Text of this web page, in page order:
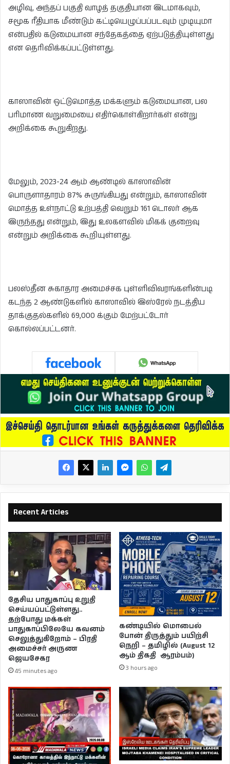
அழிவு, அந்தப் பகுதி வாழத் தகுதியான இடமாகவும்,
சமூக ரீதியாக மீண்டும் கட்டியெழுப்பப்படவும் முடியுமா
என்பதில் கடுமையான சந்தேகத்தை ஏற்படுத்தியுள்ளது
என தெரிவிக்கப்பட்டுள்ளது.
காஸாவின் ஒட்டுமொத்த மக்களும் கடுமையான, பல
பரிமாண வறுமையை எதிர்கொள்கிறார்கள் என்று
அறிக்கை கூறுகிறது.
மேலும், 2023-24 ஆம் ஆண்டில் காஸாவின்
பொருளாதாரம் 87% சுருங்கியது என்றும், காஸாவின்
மொத்த உள்நாட்டு உற்பத்தி வெறும் 161 டொலர் ஆக
இருந்தது என்றும், இது உலகளவில் மிகக் குறைவு
என்றும் அறிக்கை கூறியுள்ளது.
பலஸ்தீன சுகாதார அமைச்சக புள்ளிவிவரங்களின்படி
கடந்த 2 ஆண்டுகளில் காஸாவில் இஸ்ரேல் நடத்திய
தாக்குதல்களில் 69,000 க்கும் மேற்பட்டோர்
கொல்லப்பட்டனர்.
Recent Articles
தேசிய பாதுகாப்பு உறுதி
செய்யப்பட்டுள்ளது..
தற்போது மக்கள்
பாதுகாப்பிலேயே கவனம்
செலுத்துகிறோம் – பிரதி
அமைச்சர் அருண
ஜெயசேகர
45 minutes ago
கண்டியில் மொபைல்
போன் திருத்தும் பயிற்சி
நெறி – தமிழில் (August 12
ஆம் திகதி ஆரம்பம்)
3 hours ago